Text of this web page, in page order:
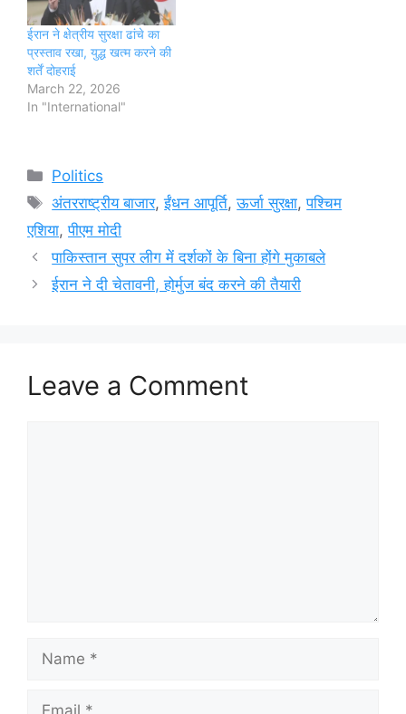
ईरान ने क्षेत्रीय सुरक्षा ढांचे का
प्रस्ताव रखा, युद्ध खत्म करने की
शर्तें दोहराई
March 22, 2026
In "International"
Categories
Politics
Tags
अंतरराष्ट्रीय बाजार,ईंधन आपूर्ति,ऊर्जा सुरक्षा,पश्चिम
एशिया,पीएम मोदी
पाकिस्तान सुपर लीग में दर्शकों के बिना होंगे मुकाबले
ईरान ने दी चेतावनी, होर्मुज बंद करने की तैयारी
Leave a Comment
Name
Email